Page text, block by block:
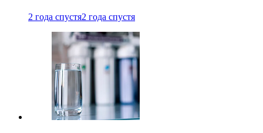
2 года спустя2 года спустя